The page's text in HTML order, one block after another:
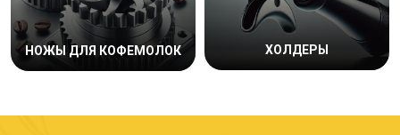
НОЖЫ ДЛЯ КОФЕМОЛОК ХОЛДЕРЫ